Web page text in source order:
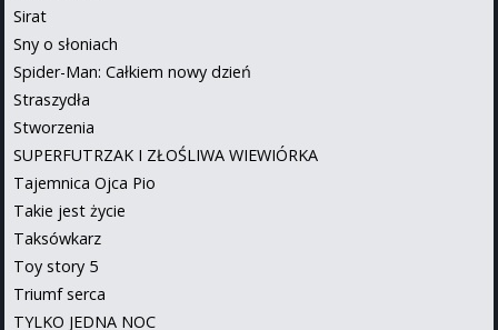
Sirat
Sny o słoniach
Spider-Man: Całkiem nowy dzień
Straszydła
Stworzenia
SUPERFUTRZAK I ZŁOŚLIWA WIEWIÓRKA
Tajemnica Ojca Pio
Takie jest życie
Taksówkarz
Toy story 5
Triumf serca
TYLKO JEDNA NOC